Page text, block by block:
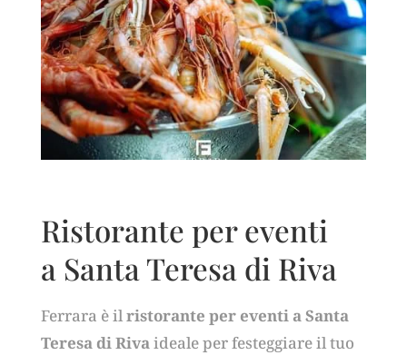
Ristorante per eventi
a Santa Teresa di Riva
Ferrara è ilristorante per eventi a Santa
Teresa di Rivaideale per festeggiare il tuo